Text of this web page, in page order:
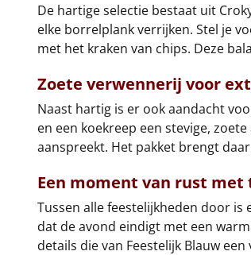
De hartige selectie bestaat uit
elke borrelplank verrijken. Stel je
met het kraken van chips. Deze
Zoete verwennerij voor
Naast hartig is er ook aandacht
en een koekreep een stevige,
aanspreekt. Het pakket brengt
Een moment van rust met
Tussen alle feestelijkheden door
dat de avond eindigt met een
details die van Feestelijk Blauw